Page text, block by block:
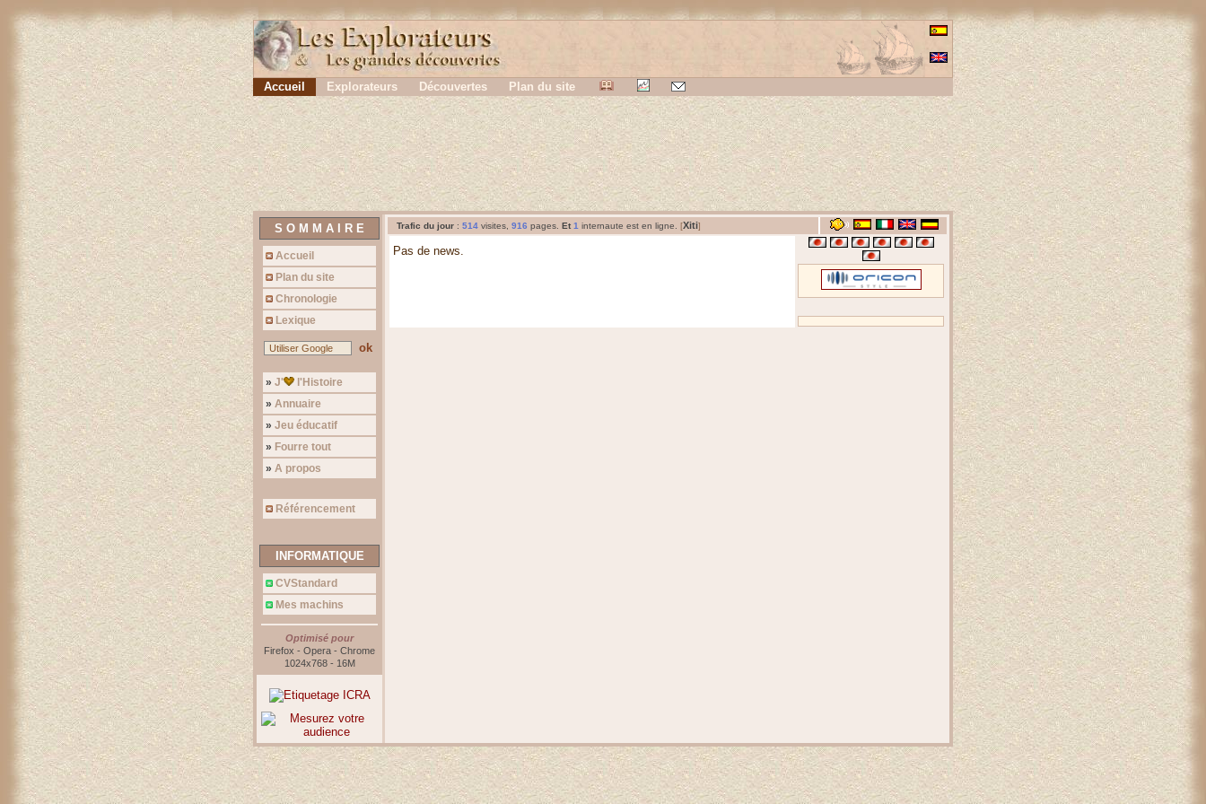
Accueil Explorateurs Découvertes Plan du site
S O M M A I R E
Accueil
Plan du site
Chronologie
Lexique
ok
» J'
l'Histoire
» Annuaire
» Jeu éducatif
» Fourre tout
» A propos
Référencement
INFORMATIQUE
CVStandard
Mes machins
Optimisé pour
Firefox - Opera - Chrome
1024x768 - 16M
Trafic du jour : 514 visites, 916 pages. Et 1 internaute est en ligne. [Xiti]
Pas de news.